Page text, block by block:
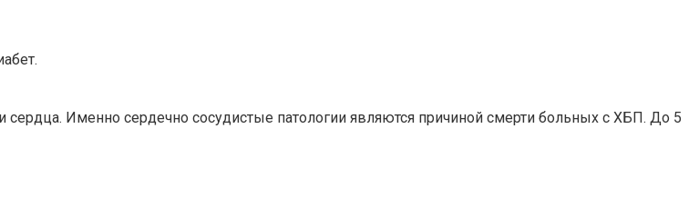
Именно сердечно сосудистые патологии являются причиной смерти больных с ХБП. До 5